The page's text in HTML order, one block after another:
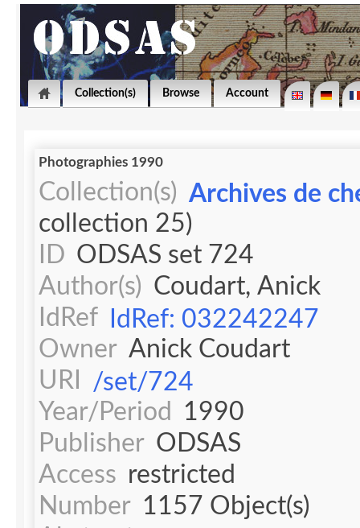
Collection(s) Browse Account
Photographies 1990
Collection(s) Archives de
collection 25)
ID ODSAS set 724
Author(s) Coudart, Anick
IdRef
IdRef: 032242247
Owner Anick Coudart
URI
/set/724
Year/Period
1990
Publisher ODSAS
Access restricted
Number 1157 Object(s)